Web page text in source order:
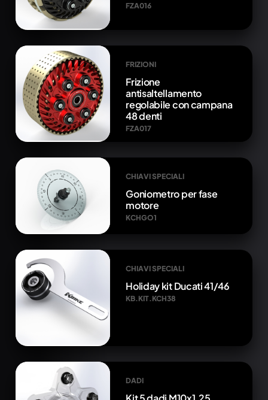
FZA016
FRIZIONI
Frizione
antisaltellamento
regolabile con campana
48 denti
FZA017
CHIAVI SPECIALI
Goniometro per fase
motore
KCHGO1
CHIAVI SPECIALI
Holiday kit Ducati 41/46
KB.KIT.KCH38
DADI